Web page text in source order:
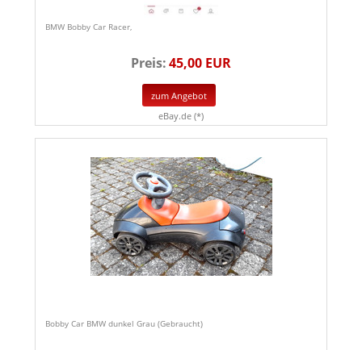
BMW Bobby Car Racer,
Preis:45,00 EUR
zum Angebot
eBay.de (*)
Bobby Car BMW dunkel Grau (Gebraucht)